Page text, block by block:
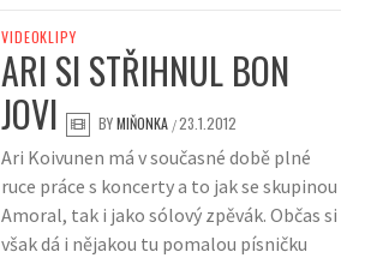
VIDEOKLIPY
ARI SI STŘIHNUL BON
JOVI
BYMIŇONKA /23.1.2012
Ari Koivunen má v současné době plné
ruce práce s koncerty a to jak se skupinou
Amoral, tak i jako sólový zpěvák. Občas si
však dá i nějakou tu pomalou písničku